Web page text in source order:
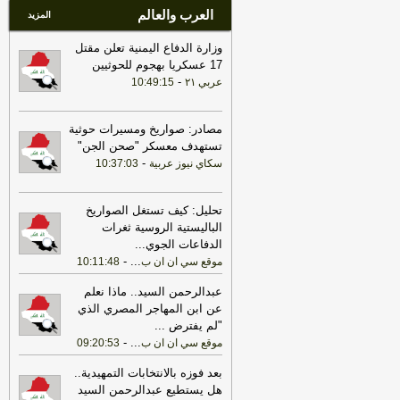
العرب والعالم المزيد
وزارة الدفاع اليمنية تعلن مقتل
17 عسكريا بهجوم للحوثيين
عربي ٢١ -
10:49:15
مصادر: صواريخ ومسيرات حوثية
تستهدف معسكر "صحن الجن"
سكاي نيوز عربية -
10:37:03
تحليل: كيف تستغل الصواريخ
الباليستية الروسية ثغرات
الدفاعات الجوي...
موقع سي ان ان ب...
-
10:11:48
عبدالرحمن السيد.. ماذا نعلم
عن ابن المهاجر المصري الذي
"لم يفترض ...
موقع سي ان ان ب...
-
09:20:53
بعد فوزه بالانتخابات التمهيدية..
هل يستطيع عبدالرحمن السيد